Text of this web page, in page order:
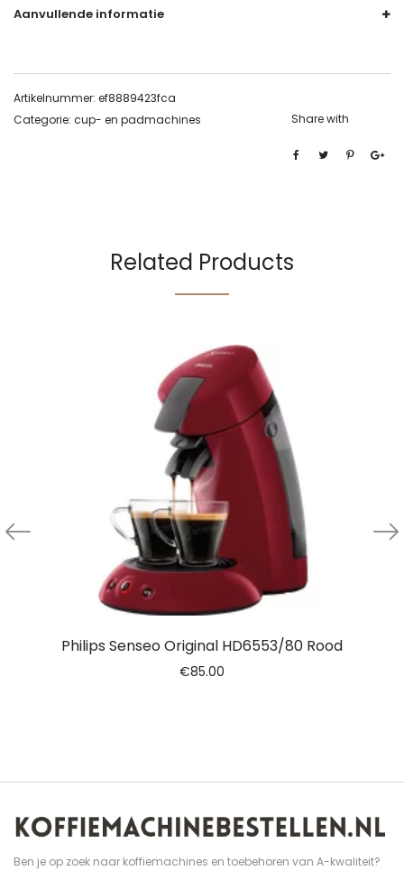
Aanvullende informatie
Artikelnummer: ef8889423fca
Categorie: cup- en padmachines Share with
Related Products
Philips Senseo Original HD6553/80 Rood
€85.00
Ben je op zoek naar koffiemachines en toebehoren van A-kwaliteit?